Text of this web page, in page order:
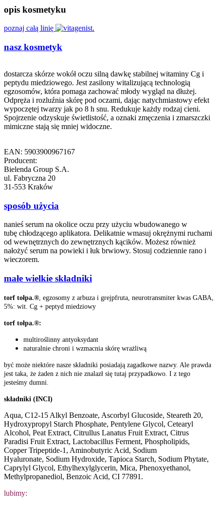
opis kosmetyku
poznaj całą linię
nasz kosmetyk
dostarcza skórze wokół oczu silną dawkę stabilnej witaminy Cg i
peptydu miedziowego. Jest zasilony witalizującą technologią
egzosomów, która pomaga zachować młody wygląd na dłużej.
Odpręża i rozluźnia skórę pod oczami, dając natychmiastowy efekt
wypoczętej twarzy jak po 8 h snu. Redukuje każdy rodzaj cieni.
Spojrzenie odzyskuje świetlistość, a oznaki zmęczenia i zmarszczki
mimiczne stają się mniej widoczne.
EAN: 5903900967167
Producent:
Bielenda Group S.A.
ul. Fabryczna 20
31-553 Kraków
sposób użycia
nanieś serum na okolice oczu przy użyciu wbudowanego w
tubę chłodzącego aplikatora. Delikatnie wmasuj okrężnymi ruchami
od wewnętrznych do zewnętrznych kącików. Możesz również
nałożyć serum na powieki i łuk brwiowy. Stosuj codziennie rano i
wieczorem.
małe wielkie składniki
torf tołpa.® , egzosomy z arbuza i grejpfruta, neurotransmiter kwas GABA,
5%: wit. Cg + peptyd miedziowy
torf tołpa.®:
multiroślinny antyoksydant
naturalnie chroni i wzmacnia skórę wrażliwą
być może niektóre nasze składniki posiadają zagadkowe nazwy. Ale prawda
jest taka, że żaden z nich nie znalazł się tutaj przypadkowo. I z tego
jesteśmy dumni.
składniki (INCI)
Aqua, C12-15 Alkyl Benzoate, Ascorbyl Glucoside, Steareth 20,
Hydroxypropyl Starch Phosphate, Pentylene Glycol, Cetearyl
Alcohol, Peat Extract, Citrullus Lanatus Fruit Extract, Citrus
Paradisi Fruit Extract, Lactobacillus Ferment, Phospholipids,
Copper Tripeptide-1, Aminobutyric Acid, Sodium
Hyaluronate, Sodium Hydroxide, Tapioca Starch, Sodium Phytate,
Caprylyl Glycol, Ethylhexylglycerin, Mica, Phenoxyethanol,
Methylpropanediol, Benzoic Acid, CI 77891.
lubimy: